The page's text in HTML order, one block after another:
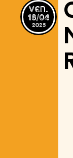
ven.
18/04
2025